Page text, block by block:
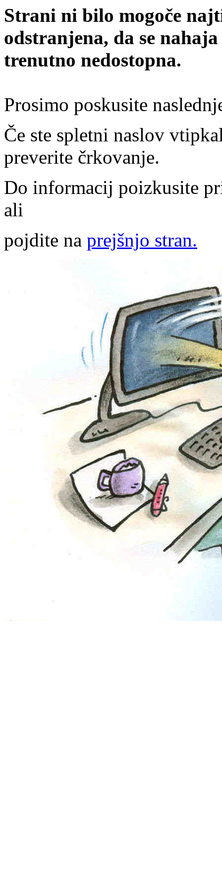
Strani ni bilo mogoče
odstranjena, da se
trenutno nedostopna.
Prosimo poskusite
Če ste spletni naslov
preverite črkovanje.
Do informacij poizkusite
ali
pojdite na prejšnjo stran.